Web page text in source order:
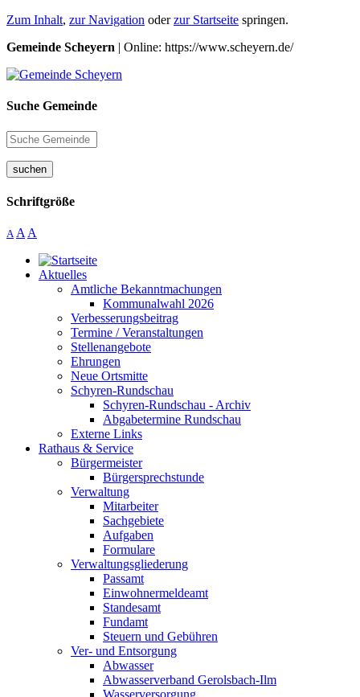
Zum Inhalt, zur Navigation oderzur Startseite springen.
Gemeinde Scheyern | Online: https://www.scheyern.de/
Suche Gemeinde
suchen
Schriftgröße
A A A
Aktuelles
Amtliche Bekanntmachungen
Kommunalwahl 2026
Verbesserungsbeitrag
Termine / Veranstaltungen
Stellenangebote
Ehrungen
Neue Ortsmitte
Schyren-Rundschau
Schyren-Rundschau - Archiv
Abgabetermine Rundschau
Externe Links
Rathaus & Service
Bürgermeister
Bürgersprechstunde
Verwaltung
Mitarbeiter
Sachgebiete
Aufgaben
Formulare
Verwaltungsgliederung
Passamt
Einwohnermeldeamt
Standesamt
Fundamt
Steuern und Gebühren
Ver- und Entsorgung
Abwasser
Abwasserverband Gerolsbach-Ilm
Wasserversorgung